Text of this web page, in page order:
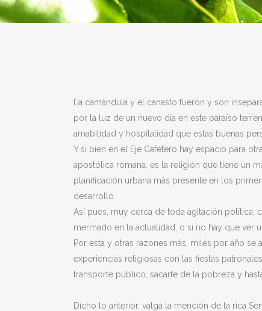
La camándula y el canasto fueron y son
por la luz de un nuevo día en este paraíso
amabilidad y hospitalidad que estas buenas
Y si bien en el Eje Cafetero hay espacio para
apostólica romana, es la religión que tiene un
planificación urbana más presente en los
desarrollo.
Así pues, muy cerca de toda agitación
mermado en la actualidad, o si no hay que ver
Por esta y otras razones más, miles por año se
experiencias religiosas con las fiestas
transporte público, sacarte de la pobreza y
Dicho lo anterior, valga la mención de la rica